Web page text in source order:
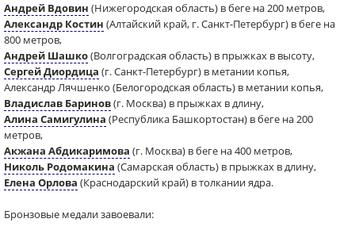
Андрей Вдовин (Нижегородская область) в беге на 200 метров,
Александр Костин (Алтайский край, г. Санкт-Петербург) в беге на
800 метров,
Андрей Шашко(Волгоградская область) в прыжках в высоту,
Сергей Диордица (г. Санкт-Петербург) в метании копья,
Александр Лячшенко (Белогородская область) в метании копья,
Владислав Баринов(г. Москва) в прыжках в длину,
Алина Самигулина (Республика Башкортостан) в беге на 200
метров,
Акжана Абдикаримова (г. Москва) в беге на 400 метров,
Николь Родомакина (Самарская область) в прыжках в длину,
Елена Орлова (Краснодарский край) в толкании ядра.
Бронзовые медали завоевали: